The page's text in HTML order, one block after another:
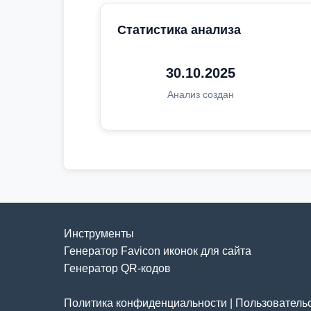
Статистика анализа
30.10.2025
Анализ создан
Инструменты
Генератор Favicon иконок для сайта
Генератор QR-кодов
Политика конфиденциальности